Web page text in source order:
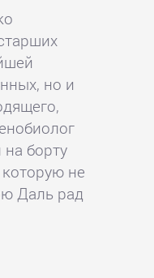
но и
борту
не
Даль рад